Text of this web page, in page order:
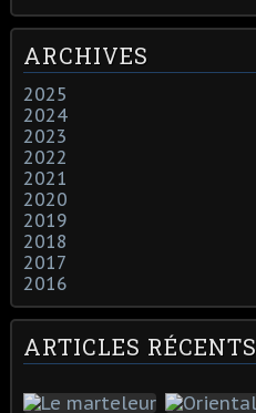
ARCHIVES
2025
2024
2023
2022
2021
2020
2019
2018
2017
2016
ARTICLES RÉCENTS